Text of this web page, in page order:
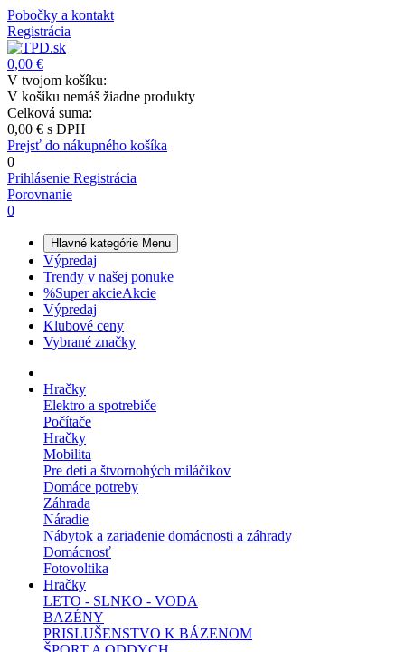
Pobočky a kontakt
Registrácia
0,00 €
V tvojom košíku:
V košíku nemáš žiadne produkty
Celková suma:
0,00 € s DPH
Prejsť do nákupného košíka
0
Prihlásenie Registrácia
Porovnanie
0
Hlavné kategórie Menu
Výpredaj
Trendy v našej ponuke
%Super akcieAkcie
Výpredaj
Klubové ceny
Vybrané značky
Hračky
Elektro a spotrebiče
Počítače
Hračky
Mobilita
Pre deti a štvornohých miláčikov
Domáce potreby
Záhrada
Náradie
Nábytok a zariadenie domácnosti a záhrady
Domácnosť
Fotovoltika
Hračky
LETO - SLNKO - VODA
BAZÉNY
PRISLUŠENSTVO K BÁZENOM